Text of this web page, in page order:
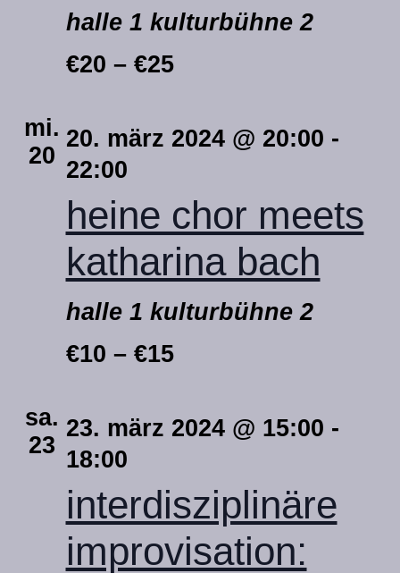
halle 1 kulturbühne 2
€20 – €25
mi.
20
heine chor meets
katharina bach
20. märz 2024 @ 20:00 -
22:00
halle 1 kulturbühne 2
€10 – €15
sa.
23
interdisziplinäre
improvisation:
23. märz 2024 @ 15:00 -
18:00